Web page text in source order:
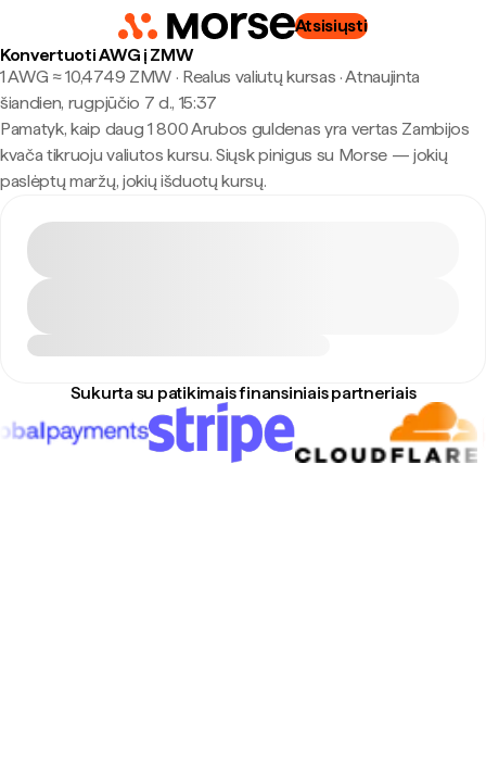
Atsisiųsti
Konvertuoti AWG į ZMW
1 AWG ≈ 10,4749 ZMW · Realus valiutų kursas ·Atnaujinta
šiandien, rugpjūčio 7 d., 15:37
Pamatyk, kaip daug 1 800 Arubos guldenas yra vertas Zambijos
kvača tikruoju valiutos kursu. Siųsk pinigus su Morse — jokių
paslėptų maržų, jokių išduotų kursų.
Sukurta su patikimais finansiniais partneriais